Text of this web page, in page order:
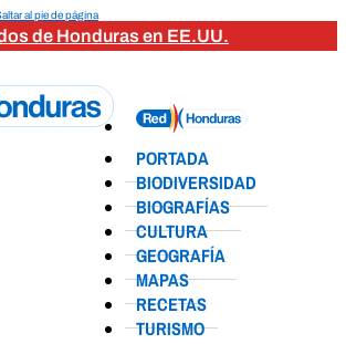
al pie de página
de Honduras en EE.UU.
PORTADA
BIODIVERSIDAD
BIOGRAFÍAS
CULTURA
GEOGRAFÍA
MAPAS
RECETAS
TURISMO